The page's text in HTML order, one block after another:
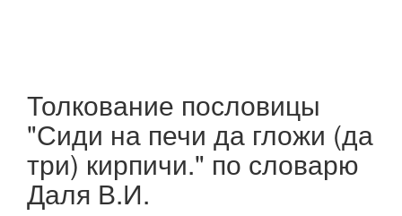
Толкование пословицы
"Сиди на печи да гложи (да
три) кирпичи." по словарю
Даля В.И.